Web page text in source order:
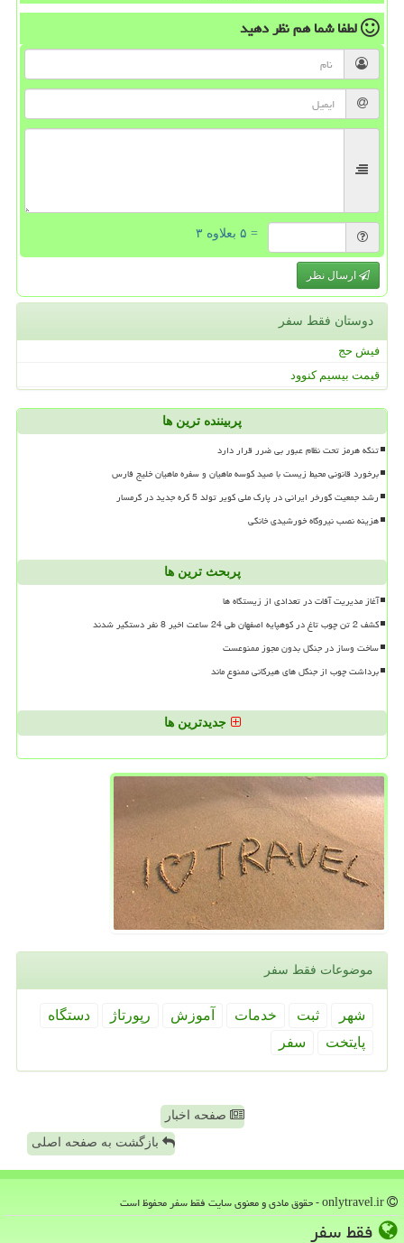
لطفا شما همنظر دهید
= ۵ بعلاوه ۳
ارسال نظر
دوستان فقط سفر
فیش حج
قیمت بیسیم کنوود
پربیننده ترین ها
تنگه هرمز تحت نظام عبور بی ضرر قرار دارد
برخورد قانونی محیط زیست با صید کوسه ماهیان و سفره ماهیان خلیج فارس
رشد جمعیت گورخر ایرانی در پارک ملی کویر تولد 5 کره جدید در گرمسار
هزینه نصب نیروگاه خورشیدی خانگی
پربحث ترین ها
آغاز مدیریت آفات در تعدادی از زیستگاه ها
کشف 2 تن چوب تاغ در کوهپایه اصفهان طی 24 ساعت اخیر 8 نفر دستگیر شدند
ساخت وساز در جنگل بدون مجوز ممنوعست
برداشت چوب از جنگل های هیرکانی ممنوع ماند
جدیدترین ها
موضوعات فقط سفر
شهر ثبت خدمات آموزش رپورتاژ
دستگاه
پایتخت
سفر
صفحه اخبار
بازگشت به صفحه اصلی
فقط سفر